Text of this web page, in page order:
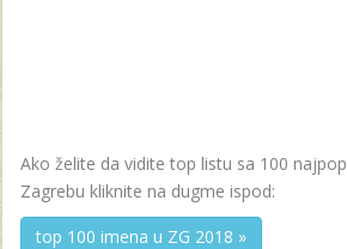
Ako želite da vidite top listu sa 100
Zagrebu kliknite na dugme ispod:
top 100 imena u ZG 2018 »